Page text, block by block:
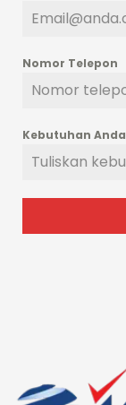
Nomor Telepon
Kebutuhan Anda